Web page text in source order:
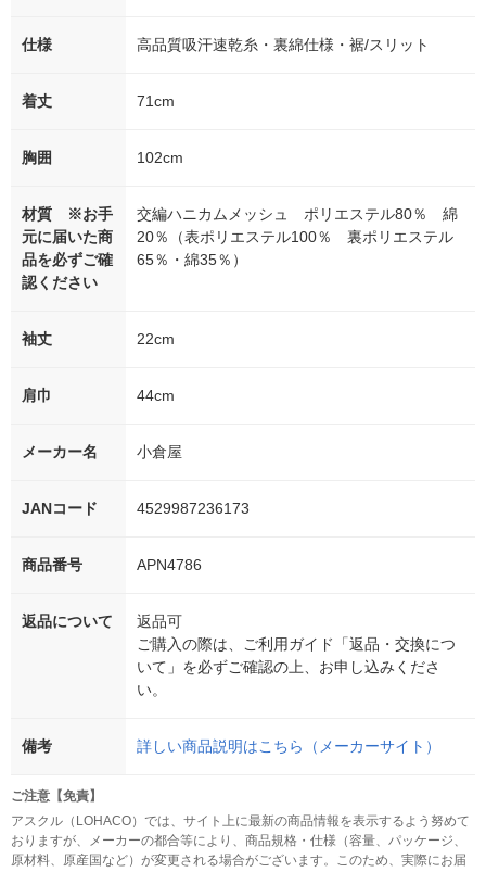
仕様 高品質吸汗速乾糸・裏綿仕様・裾/スリット
着丈 71cm
胸囲 102cm
材質 ※お手
元に届いた商
品を必ずご確
認ください
交編ハニカムメッシュ ポリエステル80％ 綿
20％（表ポリエステル100％ 裏ポリエステル
65％・綿35％）
袖丈 22cm
肩巾 44cm
メーカー名 小倉屋
JANコード 4529987236173
商品番号 APN4786
返品について
返品可
ご購入の際は、ご利用ガイド「返品・交換につ
いて」を必ずご確認の上、お申し込みくださ
い。
備考 詳しい商品説明はこちら（メーカーサイト）
ご注意【免責】
アスクル（LOHACO）では、サイト上に最新の商品情報を表示するよう努めて
おりますが、メーカーの都合等により、商品規格・仕様（容量、パッケージ、
原材料、原産国など）が変更される場合がございます。このため、実際にお届